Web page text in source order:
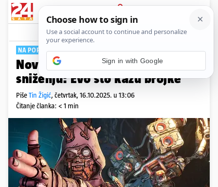
PRIJAVA
Tech Komentari
NA POPUSTU
Novi Borderlands 4 već je na
sniženju: Evo što kažu brojke
PišeTin Žigić, četvrtak, 16.10.2025. u 13:06
Čitanje članka: < 1 min
Sign in with Google